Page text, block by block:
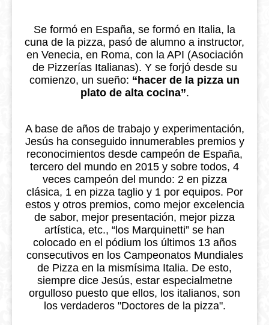
Se formó en España, se formó en Italia, la
cuna de la pizza, pasó de alumno a instructor,
en Venecia, en Roma, con la API (Asociación
de Pizzerías Italianas). Y se forjó desde su
comienzo, un sueño: “hacer de la pizza un
plato de alta cocina”.
A base de años de trabajo y experimentación,
Jesús ha conseguido innumerables premios y
reconocimientos desde campeón de España,
tercero del mundo en 2015 y sobre todos, 4
veces campeón del mundo: 2 en pizza
clásica, 1 en pizza taglio y 1 por equipos. Por
estos y otros premios, como mejor excelencia
de sabor, mejor presentación, mejor pizza
artística, etc., “los Marquinetti” se han
colocado en el pódium los últimos 13 años
consecutivos en los Campeonatos Mundiales
de Pizza en la mismísima Italia. De esto,
siempre dice Jesús, estar especialmetne
orgulloso puesto que ellos, los italianos, son
los verdaderos "Doctores de la pizza".